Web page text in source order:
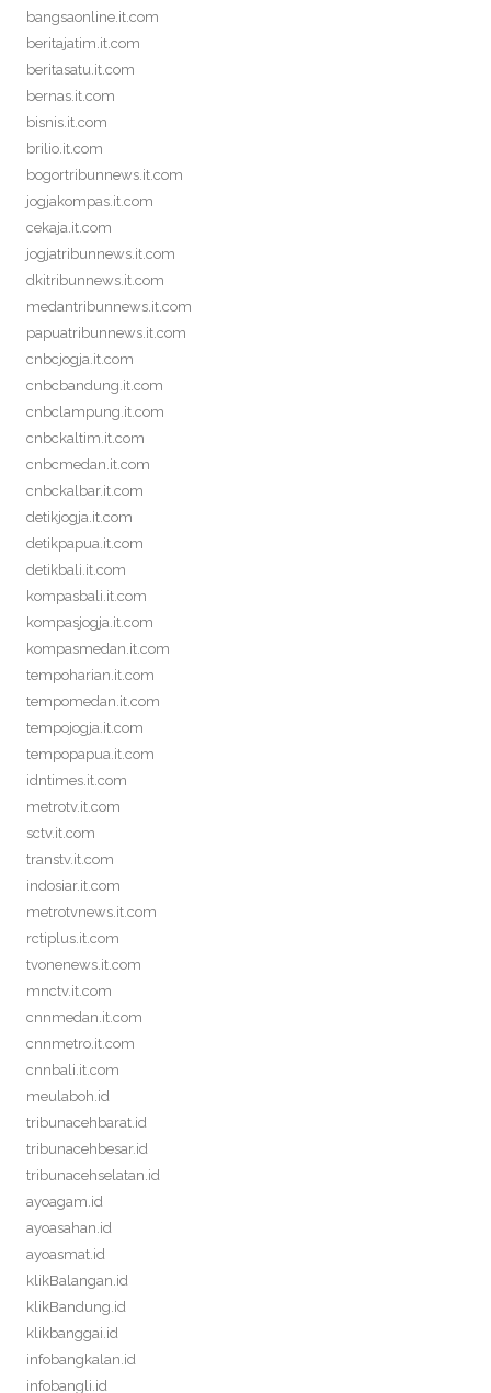
bangsaonline.it.com
beritajatim.it.com
beritasatu.it.com
bernas.it.com
bisnis.it.com
brilio.it.com
bogortribunnews.it.com
jogjakompas.it.com
cekaja.it.com
jogjatribunnews.it.com
dkitribunnews.it.com
medantribunnews.it.com
papuatribunnews.it.com
cnbcjogja.it.com
cnbcbandung.it.com
cnbclampung.it.com
cnbckaltim.it.com
cnbcmedan.it.com
cnbckalbar.it.com
detikjogja.it.com
detikpapua.it.com
detikbali.it.com
kompasbali.it.com
kompasjogja.it.com
kompasmedan.it.com
tempoharian.it.com
tempomedan.it.com
tempojogja.it.com
tempopapua.it.com
idntimes.it.com
metrotv.it.com
sctv.it.com
transtv.it.com
indosiar.it.com
metrotvnews.it.com
rctiplus.it.com
tvonenews.it.com
mnctv.it.com
cnnmedan.it.com
cnnmetro.it.com
cnnbali.it.com
meulaboh.id
tribunacehbarat.id
tribunacehbesar.id
tribunacehselatan.id
ayoagam.id
ayoasahan.id
ayoasmat.id
klikBalangan.id
klikBandung.id
klikbanggai.id
infobangkalan.id
infobangli.id